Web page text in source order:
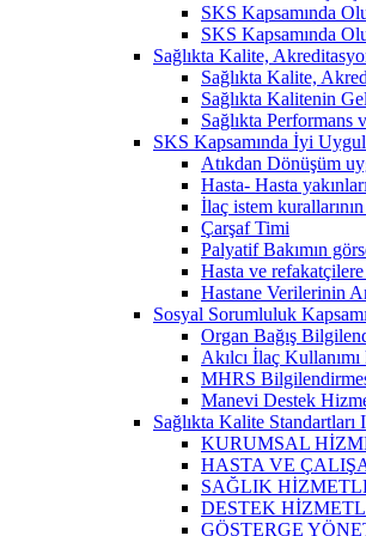
SKS Kapsamında
SKS Kapsamında
Sağlıkta Kalite,
Sağlıkta Kalite,
Sağlıkta Kalitenin
Sağlıkta Performans
SKS Kapsamında İyi
Atıkdan Dönüşüm
Hasta- Hasta
İlaç istem
Çarşaf Timi
Palyatif Bakımın
Hasta ve
Hastane Verilerinin
Sosyal Sorumluluk
Organ Bağış
Akılcı İlaç
MHRS
Manevi Destek
Sağlıkta Kalite
KURUMSAL
HASTA VE
SAĞLIK
DESTEK
GÖSTERGE